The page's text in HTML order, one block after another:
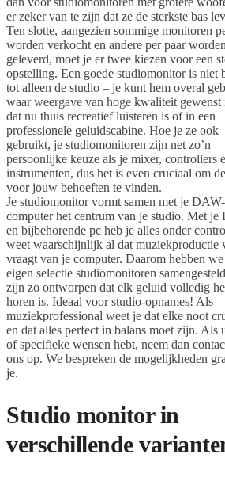
er zeker van te zijn dat ze de sterkste bas
Ten slotte, aangezien sommige monitoren
worden verkocht en andere per paar worden
geleverd, moet je er twee kiezen voor een
opstelling. Een goede studiomonitor is niet
tot alleen de studio – je kunt hem overal
waar weergave van hoge kwaliteit gewenst
dat nu thuis recreatief luisteren is of in een
professionele geluidscabine. Hoe je ze ook
gebruikt, je studiomonitoren zijn net zo’n
persoonlijke keuze als je mixer, controllers
instrumenten, dus het is even cruciaal om
voor jouw behoeften te vinden.
Je studiomonitor vormt samen met je DAW-
computer het centrum van je studio. Met je
en bijbehorende pc heb je alles onder
weet waarschijnlijk al dat muziekproductie
vraagt van je computer. Daarom hebben
eigen selectie studiomonitoren
zijn zo ontworpen dat elk geluid volledig
horen is. Ideaal voor studio-opnames! Als
muziekprofessional weet je dat elke noot
en dat alles perfect in balans moet zijn. Als
of specifieke wensen hebt, neem dan
ons op. We bespreken de mogelijkheden
je.
Studio monitor in
verschillende